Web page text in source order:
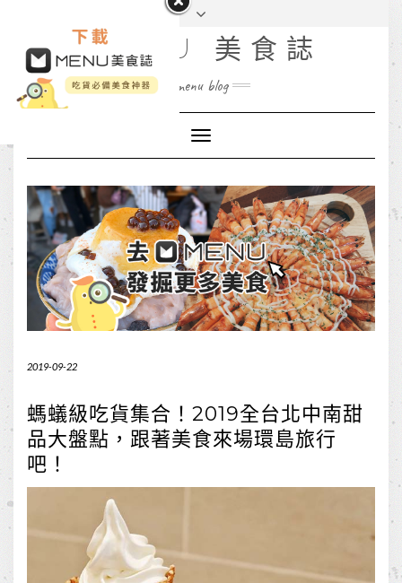
MENU 美食誌
menu blog
Toggle
Navigation
2019-09-22
螞蟻級吃貨集合！2019全台北中南甜
品大盤點，跟著美食來場環島旅行
吧！